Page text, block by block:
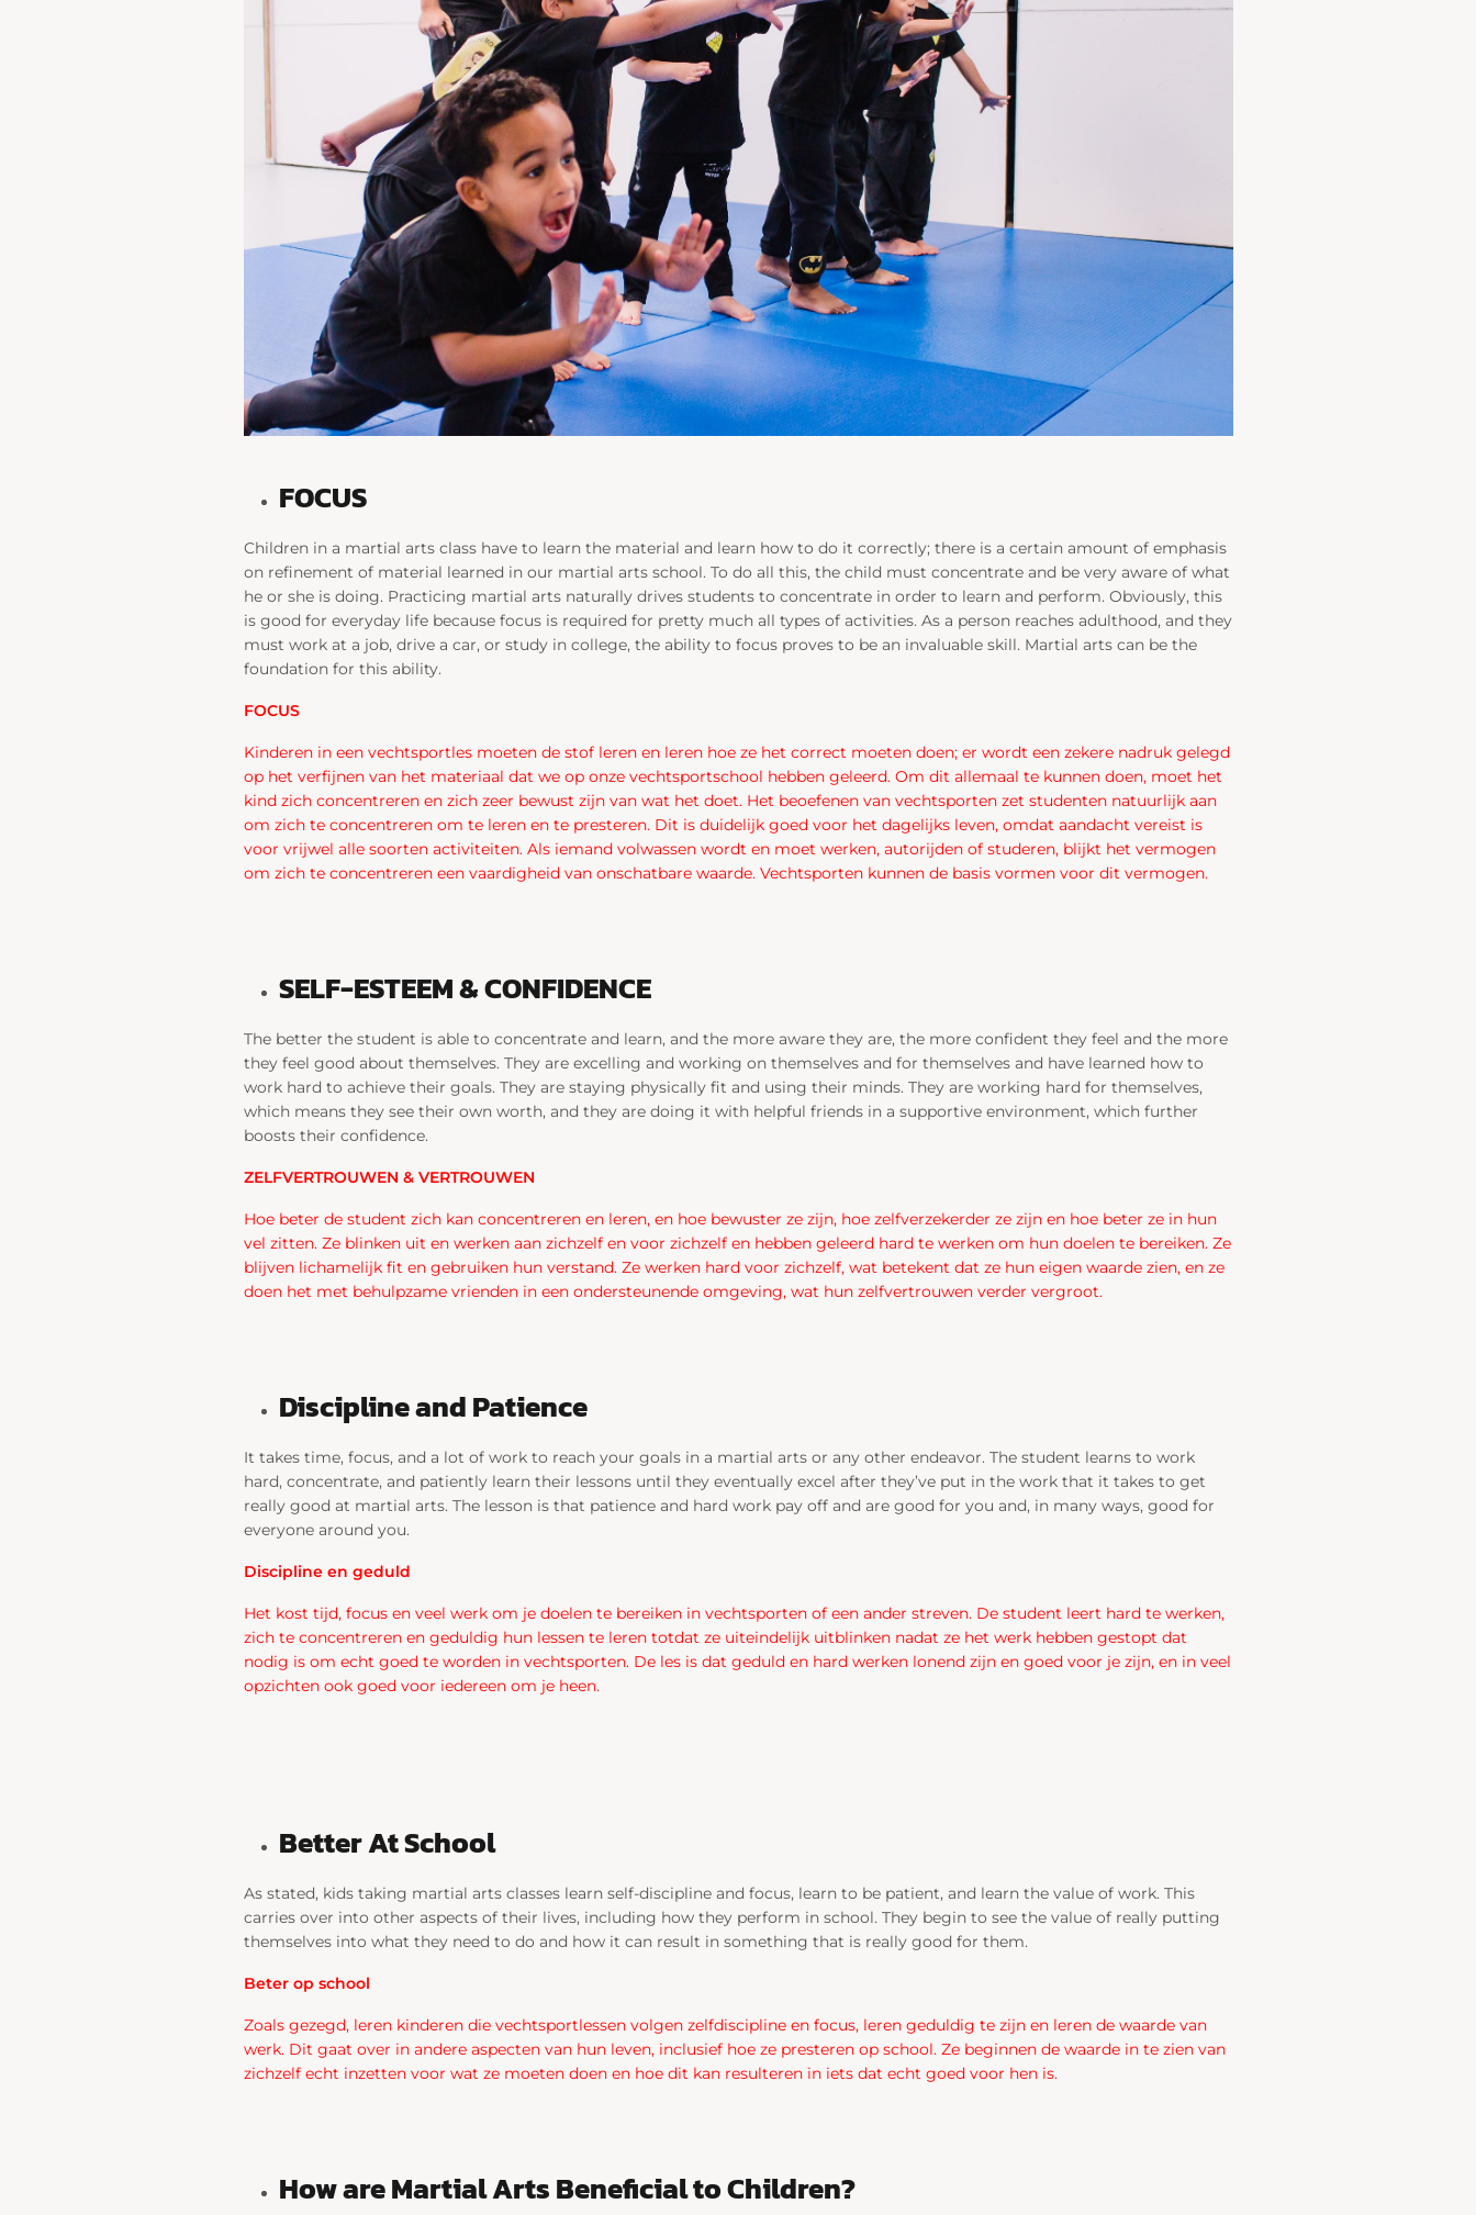
FOCUS
Children in a martial arts class have to learn the material and learn how to do it correctly; there is a certain amount of emphasis
on refinement of material learned in our martial arts school. To do all this, the child must concentrate and be very aware of what
he or she is doing. Practicing martial arts naturally drives students to concentrate in order to learn and perform. Obviously, this
is good for everyday life because focus is required for pretty much all types of activities. As a person reaches adulthood, and they
must work at a job, drive a car, or study in college, the ability to focus proves to be an invaluable skill. Martial arts can be the
foundation for this ability.
FOCUS
Kinderen in een vechtsportles moeten de stof leren en leren hoe ze het correct moeten doen; er wordt een zekere nadruk gelegd
op het verfijnen van het materiaal dat we op onze vechtsportschool hebben geleerd. Om dit allemaal te kunnen doen, moet het
kind zich concentreren en zich zeer bewust zijn van wat het doet. Het beoefenen van vechtsporten zet studenten natuurlijk aan
om zich te concentreren om te leren en te presteren. Dit is duidelijk goed voor het dagelijks leven, omdat aandacht vereist is
voor vrijwel alle soorten activiteiten. Als iemand volwassen wordt en moet werken, autorijden of studeren, blijkt het vermogen
om zich te concentreren een vaardigheid van onschatbare waarde. Vechtsporten kunnen de basis vormen voor dit vermogen.
SELF-ESTEEM & CONFIDENCE
The better the student is able to concentrate and learn, and the more aware they are, the more confident they feel and the more
they feel good about themselves. They are excelling and working on themselves and for themselves and have learned how to
work hard to achieve their goals. They are staying physically fit and using their minds. They are working hard for themselves,
which means they see their own worth, and they are doing it with helpful friends in a supportive environment, which further
boosts their confidence.
ZELFVERTROUWEN & VERTROUWEN
Hoe beter de student zich kan concentreren en leren, en hoe bewuster ze zijn, hoe zelfverzekerder ze zijn en hoe beter ze in hun
vel zitten. Ze blinken uit en werken aan zichzelf en voor zichzelf en hebben geleerd hard te werken om hun doelen te bereiken. Ze
blijven lichamelijk fit en gebruiken hun verstand. Ze werken hard voor zichzelf, wat betekent dat ze hun eigen waarde zien, en ze
doen het met behulpzame vrienden in een ondersteunende omgeving, wat hun zelfvertrouwen verder vergroot.
Discipline and Patience
It takes time, focus, and a lot of work to reach your goals in a martial arts or any other endeavor. The student learns to work
hard, concentrate, and patiently learn their lessons until they eventually excel after they’ve put in the work that it takes to get
really good at martial arts. The lesson is that patience and hard work pay off and are good for you and, in many ways, good for
everyone around you.
Discipline en geduld
Het kost tijd, focus en veel werk om je doelen te bereiken in vechtsporten of een ander streven. De student leert hard te werken,
zich te concentreren en geduldig hun lessen te leren totdat ze uiteindelijk uitblinken nadat ze het werk hebben gestopt dat
nodig is om echt goed te worden in vechtsporten. De les is dat geduld en hard werken lonend zijn en goed voor je zijn, en in veel
opzichten ook goed voor iedereen om je heen.
Better At School
As stated, kids taking martial arts classes learn self-discipline and focus, learn to be patient, and learn the value of work. This
carries over into other aspects of their lives, including how they perform in school. They begin to see the value of really putting
themselves into what they need to do and how it can result in something that is really good for them.
Beter op school
Zoals gezegd, leren kinderen die vechtsportlessen volgen zelfdiscipline en focus, leren geduldig te zijn en leren de waarde van
werk. Dit gaat over in andere aspecten van hun leven, inclusief hoe ze presteren op school. Ze beginnen de waarde in te zien van
zichzelf echt inzetten voor wat ze moeten doen en hoe dit kan resulteren in iets dat echt goed voor hen is.
How are Martial Arts Beneficial to Children?